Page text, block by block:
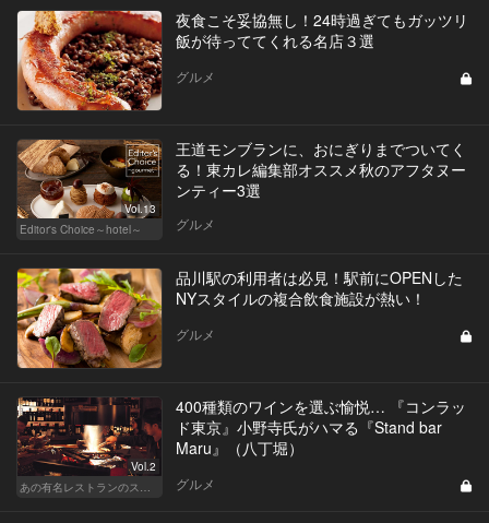
夜食こそ妥協無し！24時過ぎてもガッツリ
飯が待っててくれる名店３選
グルメ
Vol.13
Editor's Choice～hotel～
王道モンブランに、おにぎりまでついてく
る！東カレ編集部オススメ秋のアフタヌー
ンティー3選
グルメ
品川駅の利用者は必見！駅前にOPENした
NYスタイルの複合飲食施設が熱い！
グルメ
Vol.2
あの有名レストランのスタッフが薦める名店 〜メートル・ド・テル 小野寺 透（コンラッド東京）〜
400種類のワインを選ぶ愉悦… 『コンラッ
ド東京』小野寺氏がハマる『Stand bar
Maru』（八丁堀）
グルメ